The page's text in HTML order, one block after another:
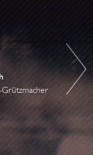
a
v
i
g
t
D
E
N